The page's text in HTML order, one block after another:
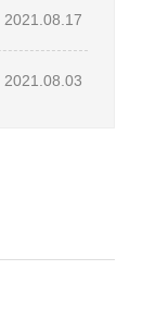
2021.08.17
2021.08.03